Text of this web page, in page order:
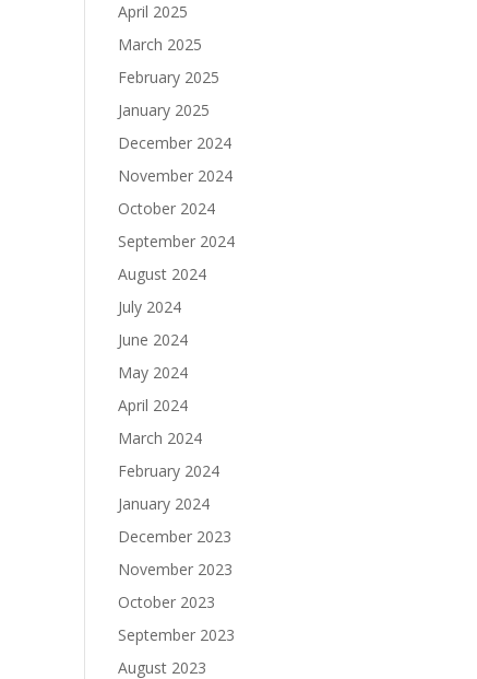
April 2025
March 2025
February 2025
January 2025
December 2024
November 2024
October 2024
September 2024
August 2024
July 2024
June 2024
May 2024
April 2024
March 2024
February 2024
January 2024
December 2023
November 2023
October 2023
September 2023
August 2023